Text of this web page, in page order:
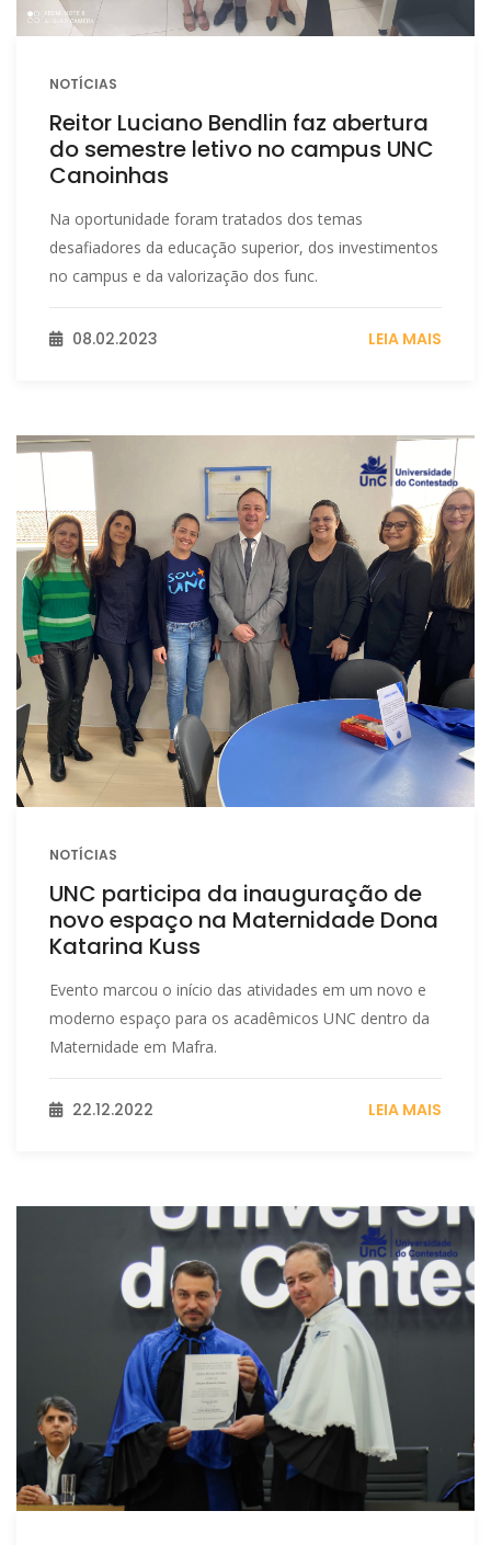
NOTÍCIAS
Reitor Luciano Bendlin faz abertura
do semestre letivo no campus UNC
Canoinhas
Na oportunidade foram tratados dos temas
desafiadores da educação superior, dos investimentos
no campus e da valorização dos func.
08.02.2023 LEIA MAIS
NOTÍCIAS
UNC participa da inauguração de
novo espaço na Maternidade Dona
Katarina Kuss
Evento marcou o início das atividades em um novo e
moderno espaço para os acadêmicos UNC dentro da
Maternidade em Mafra.
22.12.2022 LEIA MAIS